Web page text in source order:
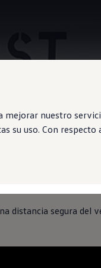
mejorar nuestro
su uso. Con
distancia segura del